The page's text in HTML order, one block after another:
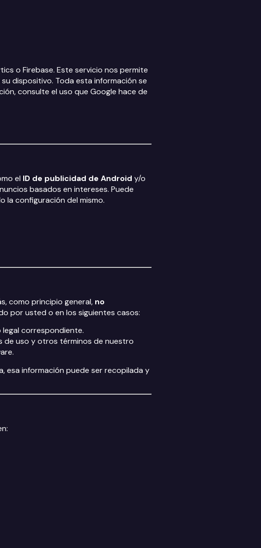
o Firebase. Este servicio nos permite
dispositivo. Toda esta información se
consulte el uso que Google hace de
el ID de publicidad de Android y/o
basados en intereses. Puede
la configuración del mismo.
como principio general, no
por usted o en los siguientes casos:
correspondiente.
de uso y otros términos de nuestro
esa información puede ser recopilada y